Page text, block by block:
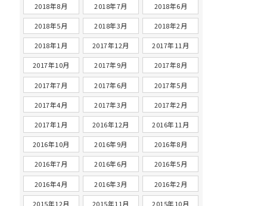
2018年8月 2018年7月 2018年6月
2018年5月 2018年3月 2018年2月
2018年1月 2017年12月 2017年11月
2017年10月 2017年9月 2017年8月
2017年7月 2017年6月 2017年5月
2017年4月 2017年3月 2017年2月
2017年1月 2016年12月 2016年11月
2016年10月 2016年9月 2016年8月
2016年7月 2016年6月 2016年5月
2016年4月 2016年3月 2016年2月
2015年12月 2015年11月 2015年10月